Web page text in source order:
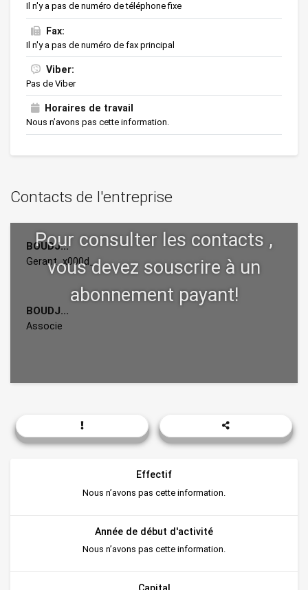
Il n'y a pas de numéro de téléphone fixe
Fax:
Il n'y a pas de numéro de fax principal
Viber:
Pas de Viber
Horaires de travail
Nous n’avons pas cette information.
Contacts de l'entreprise
BOUDJ...
Gerant_x000d_
BOUDJ...
Associe
Effectif
Nous n’avons pas cette information.
Année de début d'activité
Nous n’avons pas cette information.